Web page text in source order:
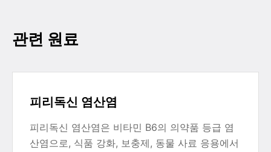
관련 원료
피리독신 염산염
피리독신 염산염은 비타민 B6의 의약품 등급 염
산염으로, 식품 강화, 보충제, 동물 사료 응용에서